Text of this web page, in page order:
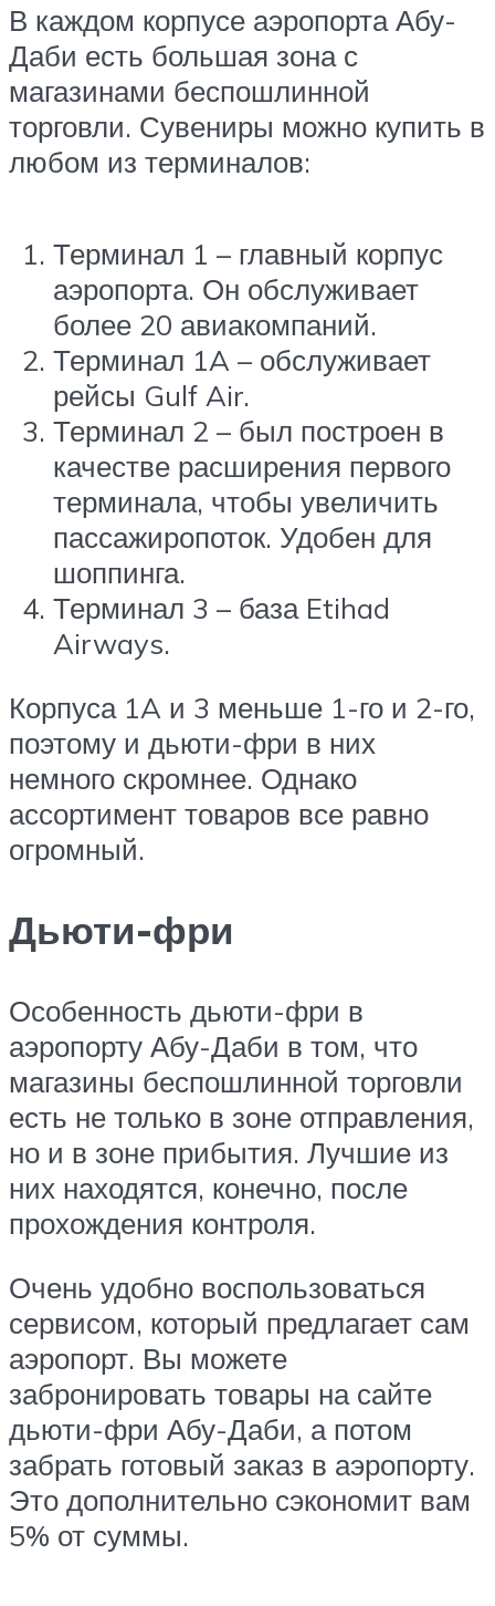
В каждом корпусе аэропорта Абу-
Даби есть большая зона с
магазинами беспошлинной
торговли. Сувениры можно купить в
любом из терминалов:
Терминал 1 – главный корпус
аэропорта. Он обслуживает
более 20 авиакомпаний.
Терминал 1A – обслуживает
рейсы Gulf Air.
Терминал 2 – был построен в
качестве расширения первого
терминала, чтобы увеличить
пассажиропоток. Удобен для
шоппинга.
Терминал 3 – база Etihad
Airways.
Корпуса 1A и 3 меньше 1-го и 2-го,
поэтому и дьюти-фри в них
немного скромнее. Однако
ассортимент товаров все равно
огромный.
Дьюти-фри
Особенность дьюти-фри в
аэропорту Абу-Даби в том, что
магазины беспошлинной торговли
есть не только в зоне отправления,
но и в зоне прибытия. Лучшие из
них находятся, конечно, после
прохождения контроля.
Очень удобно воспользоваться
сервисом, который предлагает сам
аэропорт. Вы можете
забронировать товары на сайте
дьюти-фри Абу-Даби, а потом
забрать готовый заказ в аэропорту.
Это дополнительно сэкономит вам
5% от суммы.